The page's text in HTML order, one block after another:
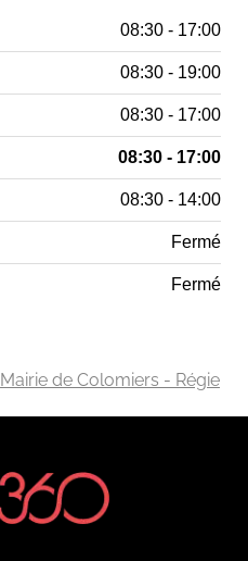
08:30 - 17:00
08:30 - 19:00
08:30 - 17:00
08:30 - 17:00
08:30 - 14:00
Fermé
Fermé
Mairie de Colomiers - Régie